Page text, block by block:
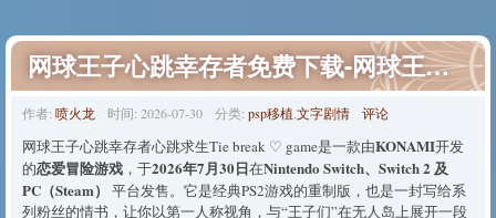
网球王子心跳幸存者免费下载-网球王子心跳求生游戏下载
作者: 喷火龙 时间: 2026-07-30 分类: psp移植,文字剧情 评论
网球王子心跳幸存者心跳求生Tie break ♡ game是一款由KONAMI开发
的恋爱冒险游戏 ，于2026年7月30日在Nintendo Switch、Switch 2 及
PC（Steam）
平台发售。它是经典PS2游戏的重制版，也是一封写给系
列粉丝的情书，让你以第一人称视角，与“王子们”在无人岛上展开一段